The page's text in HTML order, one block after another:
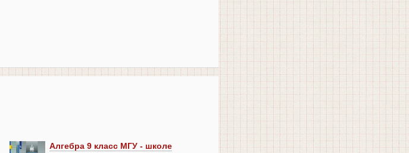
Алгебра 9 класс МГУ - школе